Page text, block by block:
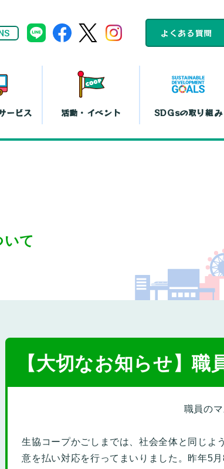
よくある質問
ービス 活動・イベント SDGsの取り組み
て
【大切なお知らせ】
職員の
生協コープかごしまでは、社会全体と同じよ
意を払い対応を行ってまいりました。昨年5